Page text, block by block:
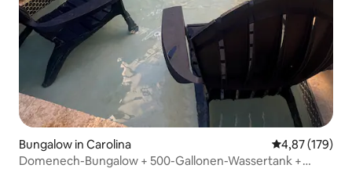
Bungalow in Carolina
4,87 (179)
Domenech-Bungalow + 500-Gallonen-Wassertank +